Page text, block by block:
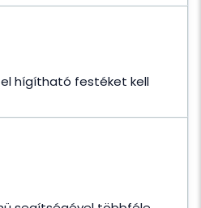
hígítható festéket kell